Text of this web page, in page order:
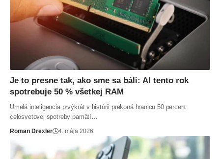
Je to presne tak, ako sme sa báli: AI tento rok
spotrebuje 50 % všetkej RAM
Umelá inteligencia prvýkrát v histórii prekoná hranicu 50 percent
celosvetovej spotreby pamätí…
Roman Drexler 4. mája 2026